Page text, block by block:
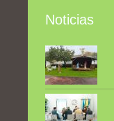
Noticias